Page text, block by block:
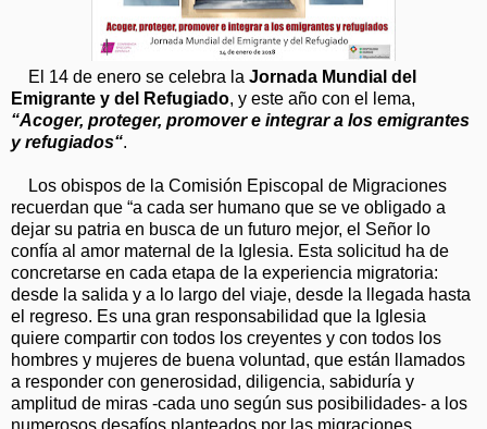
El 14 de enero se celebra la Jornada Mundial del
Emigrante y del Refugiado, y este año con el lema,
“Acoger, proteger, promover e integrar a los emigrantes
y refugiados“.
Los obispos de la Comisión Episcopal de Migraciones
recuerdan que “a cada ser humano que se ve obligado a
dejar su patria en busca de un futuro mejor, el Señor lo
confía al amor maternal de la Iglesia. Esta solicitud ha de
concretarse en cada etapa de la experiencia migratoria:
desde la salida y a lo largo del viaje, desde la llegada hasta
el regreso. Es una gran responsabilidad que la Iglesia
quiere compartir con todos los creyentes y con todos los
hombres y mujeres de buena voluntad, que están llamados
a responder con generosidad, diligencia, sabiduría y
amplitud de miras -cada uno según sus posibilidades- a los
numerosos desafíos planteados por las migraciones